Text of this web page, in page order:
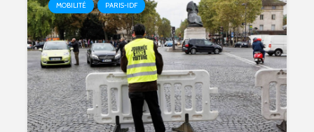
MOBILITÉ PARIS-IDF